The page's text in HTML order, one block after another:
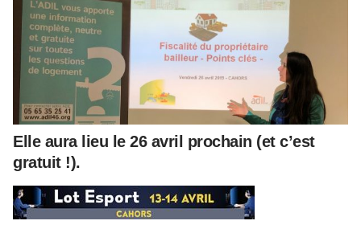
Elle aura lieu le 26 avril prochain (et c’est
gratuit !).